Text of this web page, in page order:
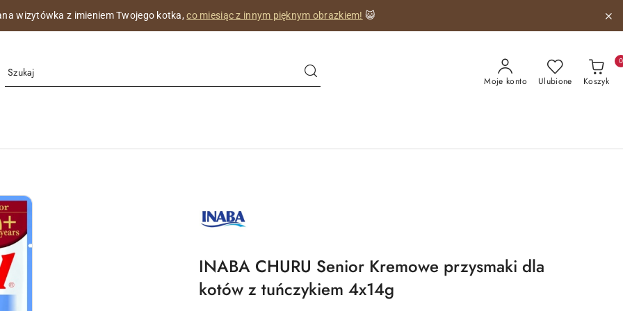
wizytówka z imieniem Twojego kotka,co miesiąc z innym pięknym obrazkiem! 😺
Moje konto Ulubione Koszyk
0
INABA
LOGO
PRODUCENTA
INABA CHURU Senior Kremowe przysmaki dla
kotów z tuńczykiem 4x14g